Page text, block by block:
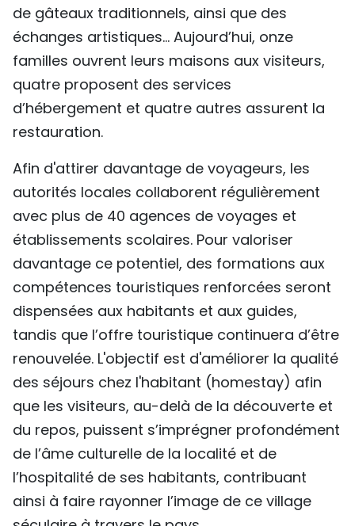
de gâteaux traditionnels, ainsi que des
échanges artistiques... Aujourd’hui, onze
familles ouvrent leurs maisons aux visiteurs,
quatre proposent des services
d’hébergement et quatre autres assurent la
restauration.
Afin d'attirer davantage de voyageurs, les
autorités locales collaborent régulièrement
avec plus de 40 agences de voyages et
établissements scolaires. Pour valoriser
davantage ce potentiel, des formations aux
compétences touristiques renforcées seront
dispensées aux habitants et aux guides,
tandis que l’offre touristique continuera d’être
renouvelée. L'objectif est d'améliorer la qualité
des séjours chez l'habitant (homestay) afin
que les visiteurs, au-delà de la découverte et
du repos, puissent s’imprégner profondément
de l’âme culturelle de la localité et de
l’hospitalité de ses habitants, contribuant
ainsi à faire rayonner l’image de ce village